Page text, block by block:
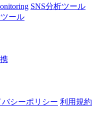
SNS分析ツール
ール
バシーポリシー 利用規約